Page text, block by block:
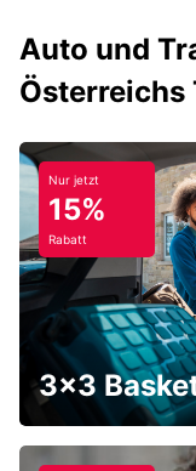
Auto und
Nur jetzt
15%
Rabatt
3x3